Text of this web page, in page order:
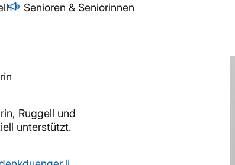
Senioren & Seniorinnen
Ruggell und
unterstützt.